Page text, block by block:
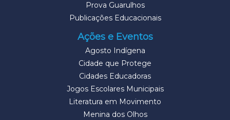
Prova Guarulhos
Publicações Educacionais
Ações e Eventos
Agosto Indígena
Cidade que Protege
Cidades Educadoras
Jogos Escolares Municipais
Literatura em Movimento
Menina dos Olhos